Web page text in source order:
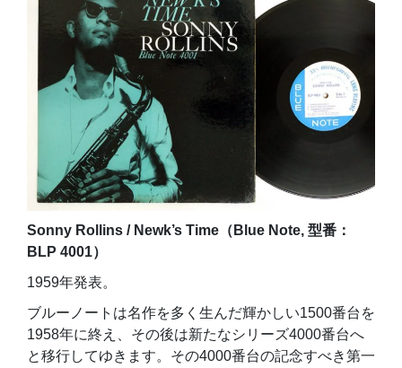
Sonny Rollins / Newk’s Time（Blue Note, 型番：
BLP 4001）
1959年発表。
ブルーノートは名作を多く生んだ輝かしい1500番台を
1958年に終え、その後は新たなシリーズ4000番台へ
と移行してゆきます。その4000番台の記念すべき第一